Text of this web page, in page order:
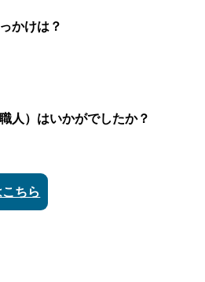
かけは？
人）はいかがでしたか？
ちら